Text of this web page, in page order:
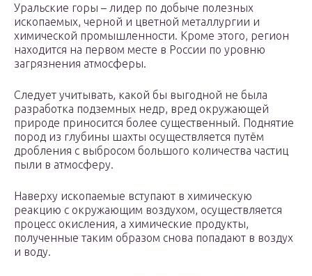
Уральские горы – лидер по добыче полезных
ископаемых, черной и цветной металлургии и
химической промышленности. Кроме этого, регион
находится на первом месте в России по уровню
загрязнения атмосферы.
Следует учитывать, какой бы выгодной не была
разработка подземных недр, вред окружающей
природе приносится более существенный. Поднятие
пород из глубины шахты осуществляется путём
дробления с выбросом большого количества частиц
пыли в атмосферу.
Наверху ископаемые вступают в химическую
реакцию с окружающим воздухом, осуществляется
процесс окисления, а химические продукты,
полученные таким образом снова попадают в воздух
и воду.